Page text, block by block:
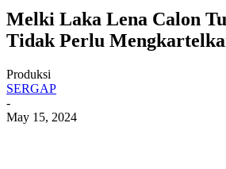
Melki Laka Lena Calon
Tidak Perlu
Produksi
SERGAP
-
May 15, 2024